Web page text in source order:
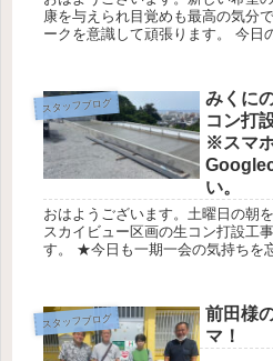
康を与えられ目覚めも最高の気分
ークを意識して頑張ります。 今日
スタッフブログ
みくに
コン打
※スマ
い。
おはようございます。土曜日の朝
スカイビュー区画の生コン打設工
す。 ★今日も一期一会の気持ちを
スタッフブログ
前田様
マ！